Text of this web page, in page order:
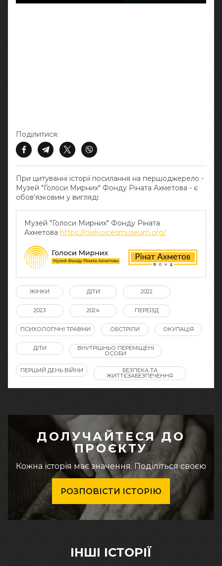
При цитуванні історії посилання на першоджерело -
Музей "Голоси Мирних" Фонду Ріната Ахметова - є
обов‘язковим у вигляді:
Музей "Голоси Мирних" Фонду Ріната
Ахметова https://civilvoicesmuseum.org/
Поділитися:
ЖІНКИ ДІТИ 2022
2023 2024 ПЕРЕЇЗД
ПСИХОЛОГІЧНІ ТРАВМИ ОБСТРІЛИ ОКУПАЦІЯ
ДІТИ ВНУТРІШНЬО ПЕРЕМІЩЕНІ
ОСОБИ
ПЕРШИЙ ДЕНЬ ВІЙНИ БЕЗПЕКА ТА
ЖИТТЄЗАБЕЗПЕЧЕННЯ
ДОЛУЧАЙТЕСЯ ДО
ПРОЄКТУ
Кожна історія має значення. Поділіться своєю
РОЗПОВІСТИ ІСТОРІЮ
ІНШІ ІСТОРІЇ